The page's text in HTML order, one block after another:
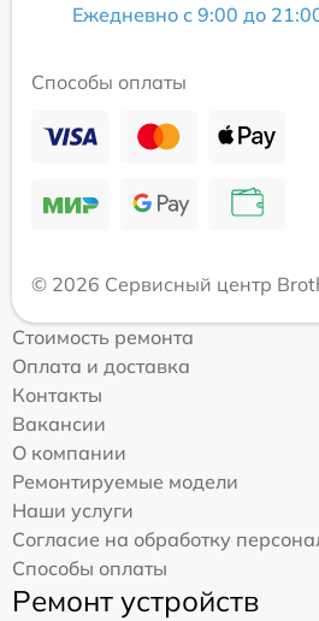
Ежедневно с 9:00 до
Способы оплаты
© 2026 Сервисный центр
Стоимость ремонта
Оплата и доставка
Контакты
Вакансии
О компании
Ремонтируемые модели
Наши услуги
Согласие на обработку
Способы оплаты
Ремонт устройств